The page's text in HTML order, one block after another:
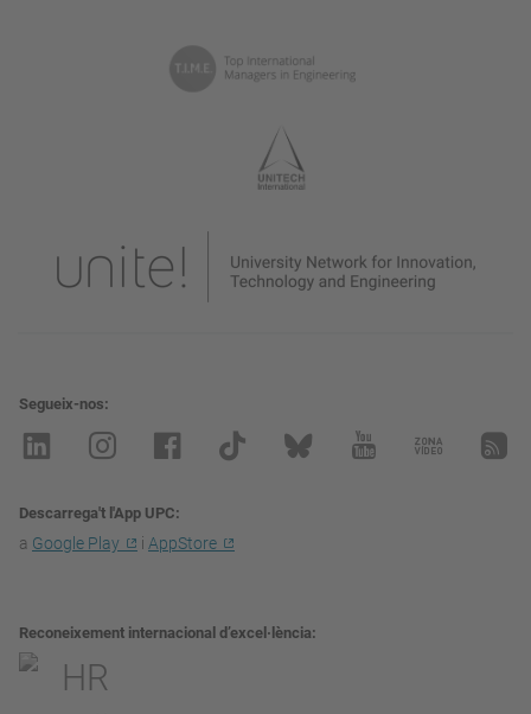
Segueix-nos
Descarrega't l'App UPC
a Google Play i AppStore
Reconeixement internacional d’excel·lència